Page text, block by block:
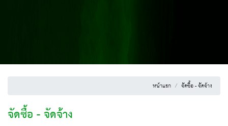
หน้าแรก จัดซื้อ - จัดจ้าง
จัดซื้อ - จัดจ้าง